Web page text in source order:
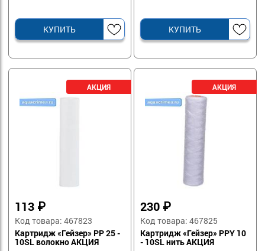
КУПИТЬ КУПИТЬ
113 ₽
Код товара: 467823
Картридж «Гейзер» PP 25 -
10SL волокно АКЦИЯ
230 ₽
Код товара: 467825
Картридж «Гейзер» PPY 10
- 10SL нить АКЦИЯ